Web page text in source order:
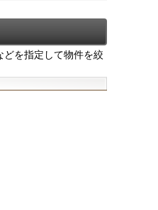
を指定して物件を絞